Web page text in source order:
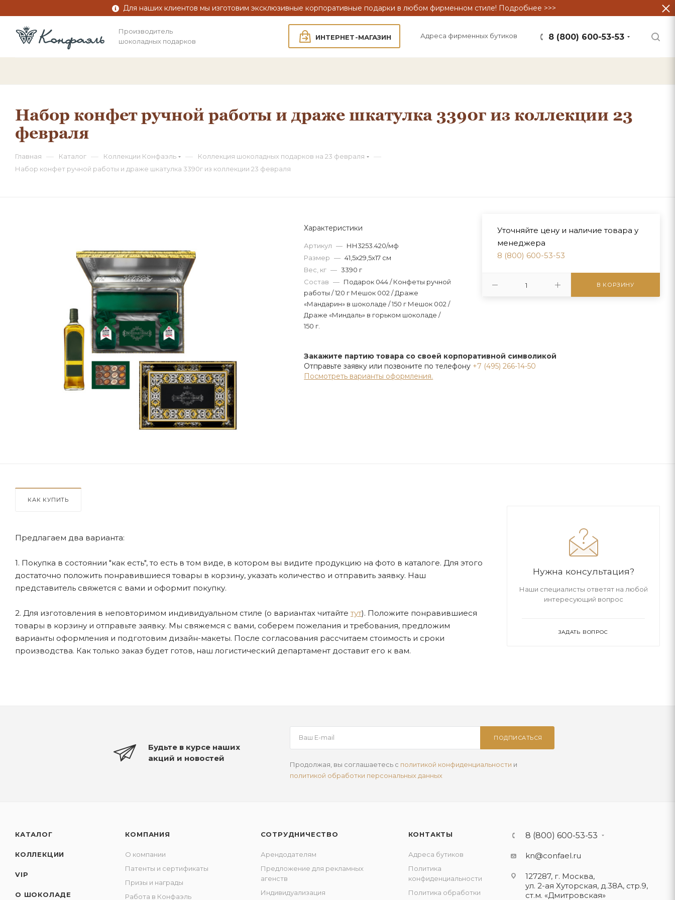
Для наших клиентов мы изготовим эксклюзивные корпоративные подарки в любом фирменном стиле! Подробнее >>>
Производитель
шоколадных подарков
8 (800) 600-53-53
ИНТЕРНЕТ-МАГАЗИН Адреса фирменных бутиков
Набор конфет ручной работы и драже шкатулка 3390г из коллекции 23
февраля
Главная — Каталог — Коллекции Конфаэль — Коллекция шоколадных подарков на 23 февраля —
Набор конфет ручной работы и драже шкатулка 3390г из коллекции 23 февраля
Характеристики
Артикул — НН3253.420/мф
Размер — 41,5х29,5х17 см
Вес, кг — 3390 г
Состав — Подарок 044 / Конфеты ручной
работы / 120 г Мешок 002 / Драже
«Мандарин» в шоколаде / 150 г Мешок 002 /
Драже «Миндаль» в горьком шоколаде /
150 г.
Уточняйте цену и наличие товара у
менеджера
8 (800) 600-53-53
В КОРЗИНУ
Закажите партию товара со своей корпоративной символикой
Отправьте заявку или позвоните по телефону +7 (495) 266-14-50
Посмотреть варианты оформления.
КАК КУПИТЬ
Предлагаем два варианта:
1. Покупка в состоянии "как есть", то есть в том виде, в котором вы видите продукцию на фото в каталоге. Для этого
достаточно положить понравившиеся товары в корзину, указать количество и отправить заявку. Наш
представитель свяжется с вами и оформит покупку.
2. Для изготовления в неповторимом индивидуальном стиле (о вариантах читайте тут). Положите понравившиеся
товары в корзину и отправьте заявку. Мы свяжемся с вами, соберем пожелания и требования, предложим
варианты оформления и подготовим дизайн-макеты. После согласования рассчитаем стоимость и сроки
производства. Как только заказ будет готов, наш логистический департамент доставит его к вам.
Нужна консультация?
Наши специалисты ответят на любой
интересующий вопрос
ЗАДАТЬ ВОПРОС
Будьте в курсе наших
акций и новостей
ПОДПИСАТЬСЯ
Продолжая, вы соглашаетесь с политикой конфиденциальности и
политикой обработки персональных данных
КАТАЛОГ
КОЛЛЕКЦИИ
VIP
О ШОКОЛАДЕ
КОМПАНИЯ
О компании
Патенты и сертификаты
Призы и награды
Работа в Конфаэль
СОТРУДНИЧЕСТВО
Арендодателям
Предложение для рекламных
агенств
Индивидуализация
КОНТАКТЫ
Адреса бутиков
Политика
конфиденциальности
Политика обработки
8 (800) 600-53-53
kn@confael.ru
127287, г. Москва,
ул. 2-ая Хуторская, д.38А, стр.9,
ст.м. «Дмитровская»